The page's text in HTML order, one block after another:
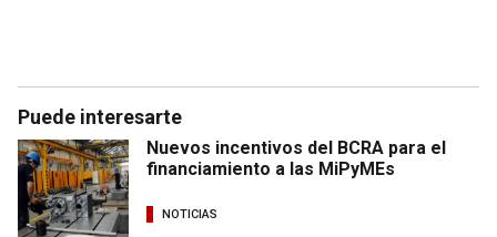
Puede interesarte
Nuevos incentivos del BCRA para el
financiamiento a las MiPyMEs
NOTICIAS